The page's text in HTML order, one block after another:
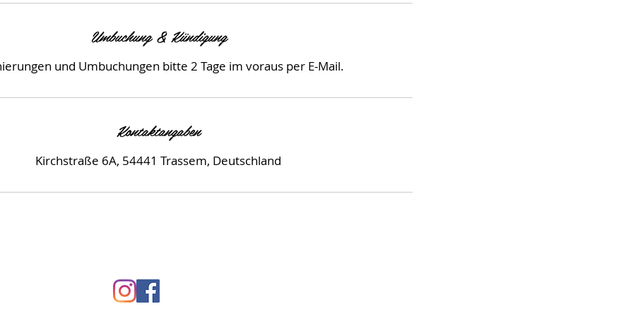
Umbuchung & Kündigung
und Umbuchungen bitte 2 Tage im voraus per E-Mail.
Kontaktangaben
Kirchstraße 6A, 54441 Trassem, Deutschland